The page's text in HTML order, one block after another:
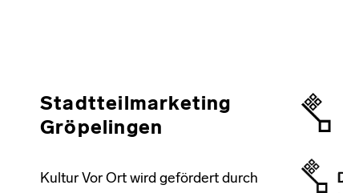
Stadtteilmarketing
Gröpelingen
Kultur Vor Ort wird gefördert durch